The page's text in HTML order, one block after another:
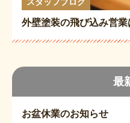
最
お盆休業のお知らせ
外壁塗装の飛び込み営